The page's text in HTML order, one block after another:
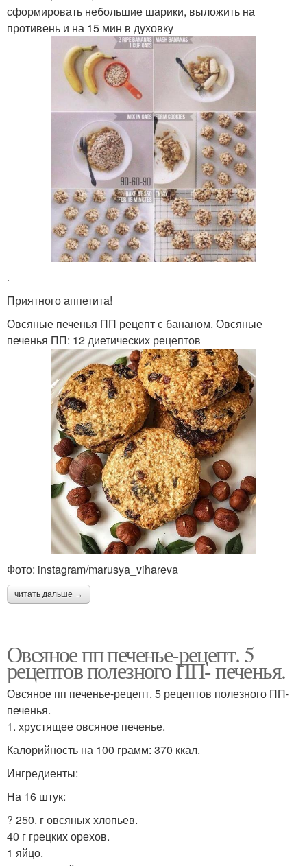
сформировать небольшие шарики, выложить на
противень и на 15 мин в духовку
.
Приятного аппетита!
Овсяные печенья ПП рецепт с бананом. Овсяные
печенья ПП: 12 диетических рецептов
Фото: instagram/marusya_vihareva
читать дальше →
Овсяное пп печенье-рецепт. 5
рецептов полезного ПП- печенья.
Овсяное пп печенье-рецепт. 5 рецептов полезного ПП-
печенья.
1. хрустящее овсяное печенье.
Калорийность на 100 грамм: 370 ккал.
Ингредиенты:
На 16 штук:
? 250. г овсяных хлопьев.
40 г грецких орехов.
1 яйцо.